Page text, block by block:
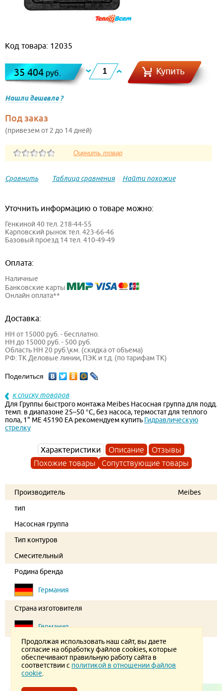
Код товара: 12035
35 404 руб. Купить
Нашли дешевле ?
Под заказ
(привезем от 2 до 14 дней)
Сравнить Таблица сравнения Найти похожие
Уточнить информацию о товаре можно:
Генкиной 40 тел. 218-44-55
Карповский рынок тел. 423-66-46
Базовый проезд 14 тел. 410-49-49
Оплата:
Наличные
Банковские карты
Онлайн оплата**
Доставка:
НН от 15000 руб. - бесплатно.
НН до 15000 руб. - 500 руб.
Область НН 20 руб.\км. (скидка от объема)
РФ: ТК Деловые линии, ПЭК и т.д. (по тарифам ТК)
Поделиться
к списку товаров
Для Группы быстрого монтажа Meibes Насосная группа для подд.
темп. в диапазоне 25–50 °С, без насоса, термостат для теплого
пола, 1" ME 45190 EA рекомендуем купить Гидравлическую
стрелку
Характеристики Описание
Отзывы
Похожие товары
Сопутствующие товары
Производитель
Meibes
тип
Насосная группа
Тип контуров
Смесительный
Родина бренда
Германия
Страна изготовителя
Германия
Продолжая использовать наш сайт, вы даете
согласие на обработку файлов cookies, которые
обеспечивают правильную работу сайта в
соответствии с политикой в отношении файлов
cookie